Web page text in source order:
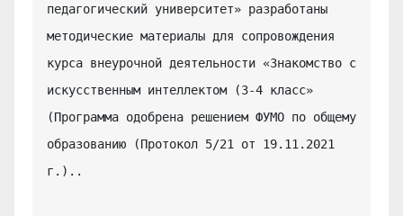
педагогический университет» разработаны
методические материалы для сопровождения
курса внеурочной деятельности «Знакомство с
искусственным интеллектом (3-4 класс»
(Программа одобрена решением ФУМО по общему
образованию (Протокол 5/21 от 19.11.2021
г.)..